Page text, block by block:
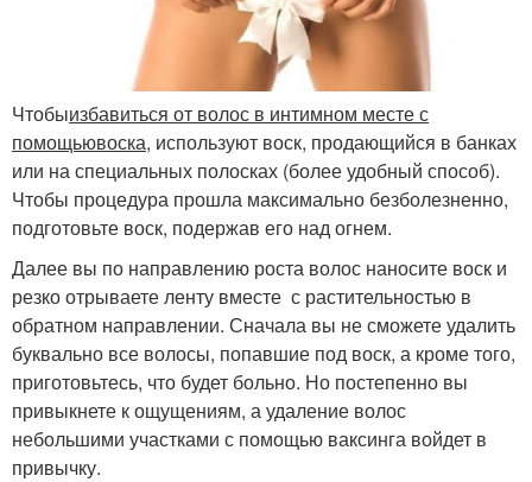
Чтобыизбавиться от волос в интимном месте с
помощьювоска, используют воск, продающийся в банках
или на специальных полосках (более удобный способ).
Чтобы процедура прошла максимально безболезненно,
подготовьте воск, подержав его над огнем.
Далее вы по направлению роста волос наносите воск и
резко отрываете ленту вместе с растительностью в
обратном направлении. Сначала вы не сможете удалить
буквально все волосы, попавшие под воск, а кроме того,
приготовьтесь, что будет больно. Но постепенно вы
привыкнете к ощущениям, а удаление волос
небольшими участками с помощью ваксинга войдет в
привычку.